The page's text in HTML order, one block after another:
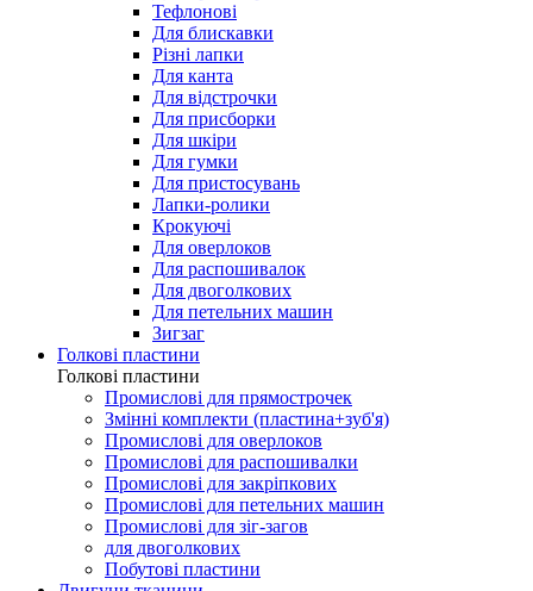
Тефлонові
Для блискавки
Різні лапки
Для канта
Для відстрочки
Для присборки
Для шкіри
Для гумки
Для пристосувань
Лапки-ролики
Крокуючі
Для оверлоков
Для распошивалок
Для двоголкових
Для петельних машин
Зигзаг
Голкові пластини
Голкові пластини
Промислові для прямострочек
Змінні комплекти (пластина+зуб'я)
Промислові для оверлоков
Промислові для распошивалки
Промислові для закріпкових
Промислові для петельних машин
Промислові для зіг-загов
для двоголкових
Побутові пластини